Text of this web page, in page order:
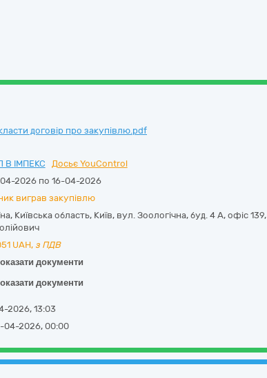
договір про закупівлю.pdf
В ІМПЕКС
Досьє YouControl
2026 по 16-04-2026
виграв закупівлю
, Київська область, Київ, вул. Зоологічна, буд. 4 А, офіс 139,
UAH, з ПДВ
документи
документи
2026, 13:03
04-2026, 00:00